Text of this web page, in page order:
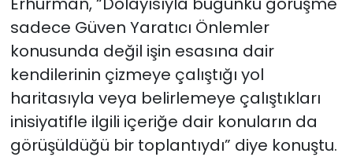
sadece Güven Yaratıcı Önlemler
konusunda değil işin esasına dair
kendilerinin çizmeye çalıştığı yol
haritasıyla veya belirlemeye çalıştıkları
inisiyatifle ilgili içeriğe dair konuların da
görüşüldüğü bir toplantıydı” diye konuştu.